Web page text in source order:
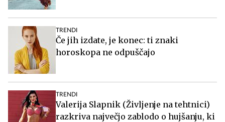
TRENDI
Če jih izdate, je konec: ti znaki
horoskopa ne odpuščajo
TRENDI
Valerija Slapnik (Življenje na tehtnici)
razkriva največjo zablodo o hujšanju, ki